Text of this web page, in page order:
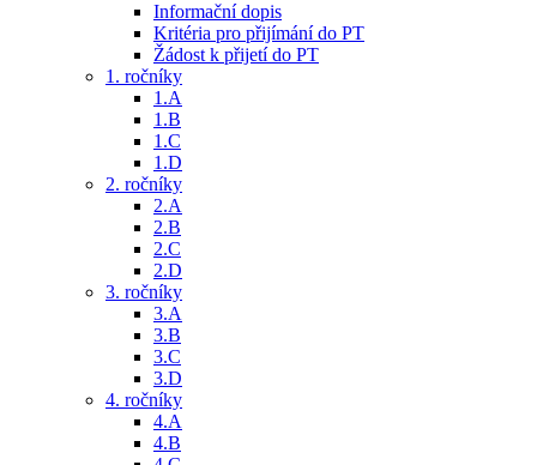
Informační dopis
Kritéria pro přijímání do PT
Žádost k přijetí do PT
1. ročníky
1.A
1.B
1.C
1.D
2. ročníky
2.A
2.B
2.C
2.D
3. ročníky
3.A
3.B
3.C
3.D
4. ročníky
4.A
4.B